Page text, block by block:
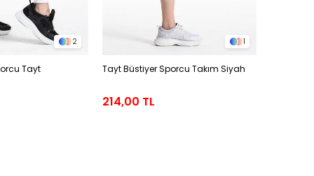
2
Tayt
1
Tayt Büstiyer Sporcu Takım Siyah
214,00 TL